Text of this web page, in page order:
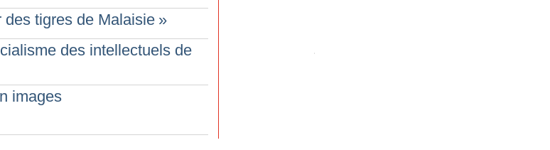
des tigres de Malaisie »
des intellectuels de
images